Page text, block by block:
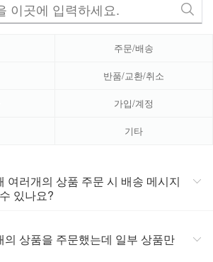
주문/배송
반품/교환/취소
가입/계정
기타
여러개의 상품 주문 시 배송 메시지
있나요?
의 상품을 주문했는데 일부 상품만